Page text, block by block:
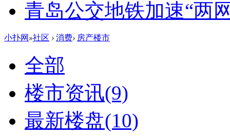
青岛公交地铁加速“两
小扑网 »社区 › 消费› 房产楼市
全部
楼市资讯(9)
最新楼盘(10)